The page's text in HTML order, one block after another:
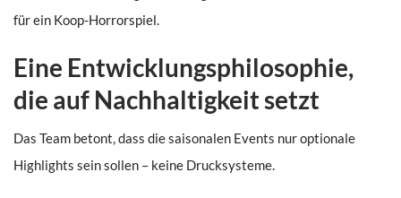
für ein Koop-Horrorspiel.
Eine Entwicklungsphilosophie,
die auf Nachhaltigkeit setzt
Das Team betont, dass die saisonalen Events nur optionale
Highlights sein sollen – keine Drucksysteme.